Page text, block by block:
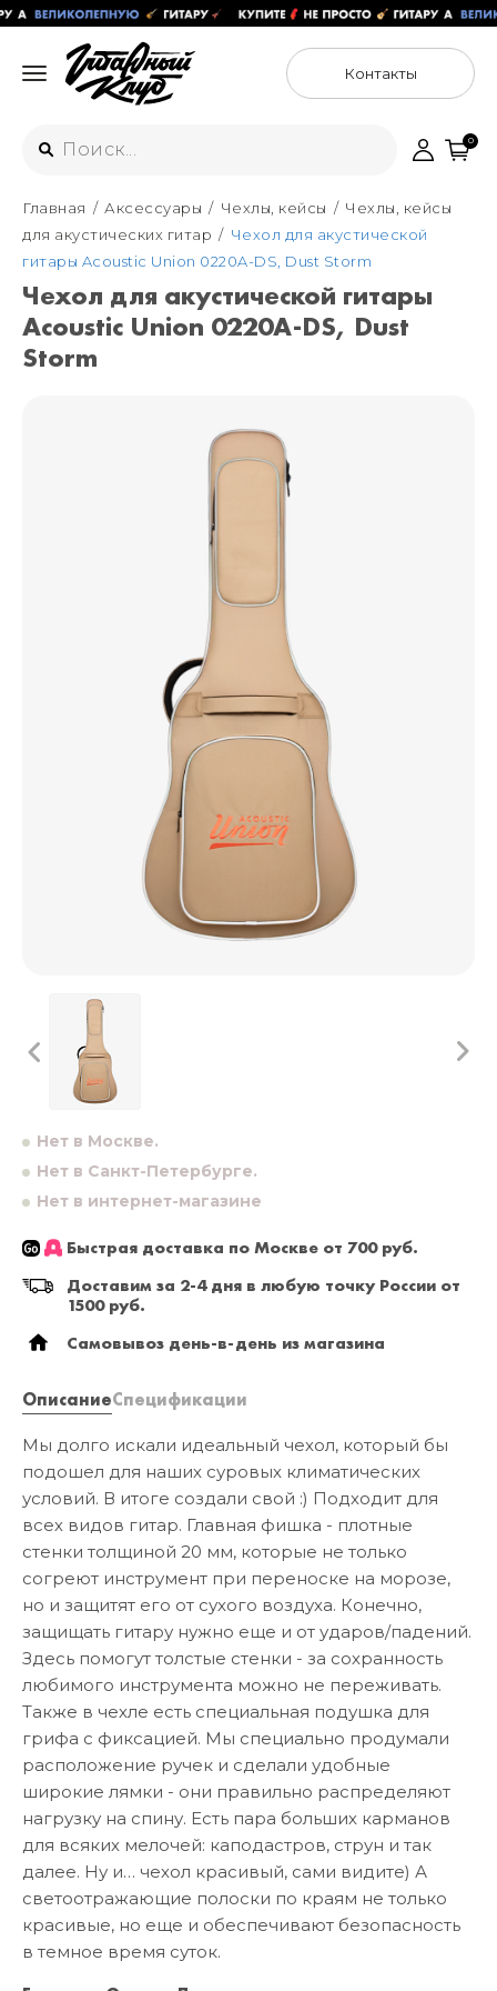
Контакты
Интернет-магазин
+7 (925) 125-54-44
Москва
+7 (925) 176-55-65
ул. Большая Новодмитровская 36с15,
Санкт-Петербург
+7 (925) 879-85-35
Санкт-Петербург
+7 (999) 213-51-93
0
Главная Аксессуары Чехлы, кейсы
Чехлы, кейсы
для акустических гитар
Чехол для акустической
гитары Acoustic Union 0220A-DS, Dust Storm
Чехол для акустической гитары
Acoustic Union 0220A-DS, Dust
Storm
Нет в Москве.
Нет в Санкт-Петербурге.
Нет в интернет-магазине
Быстрая доставка по Москве от 700 руб.
Доставим за 2-4 дня в любую точку России от
1500 руб.
Самовывоз день-в-день из магазина
ОписаниеСпецификации
Мы долго искали идеальный чехол, который бы
подошел для наших суровых климатических
условий. В итоге создали свой :) Подходит для
всех видов гитар. Главная фишка - плотные
стенки толщиной 20 мм, которые не только
согреют инструмент при переноске на морозе,
но и защитят его от сухого воздуха. Конечно,
защищать гитару нужно еще и от ударов/падений.
Здесь помогут толстые стенки - за сохранность
любимого инструмента можно не переживать.
Также в чехле есть специальная подушка для
грифа с фиксацией. Мы специально продумали
расположение ручек и сделали удобные
широкие лямки - они правильно распределяют
нагрузку на спину. Есть пара больших карманов
для всяких мелочей: каподастров, струн и так
далее. Ну и… чехол красивый, сами видите) А
светоотражающие полоски по краям не только
красивые, но еще и обеспечивают безопасность
в темное время суток.